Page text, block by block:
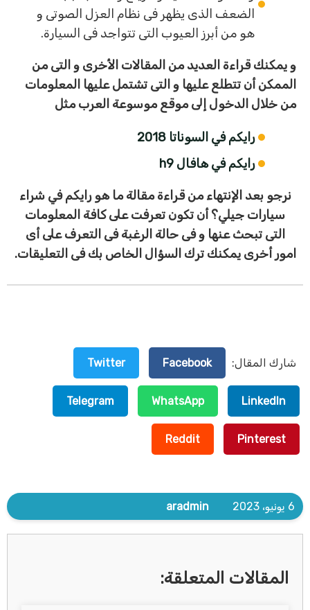
الضعف الذى يظهر فى نظام العزل الصوتى و
هو من أبرز العيوب التى تتواجد فى السيارة.
و يمكنك قراءة العديد من المقالات الأخرى و التى من
الممكن أن تتطلع عليها و التى تشتمل عليها المعلومات
من خلال الدخول إلى موقع موسوعة العرب مثل
رايكم في السوناتا 2018
رايكم في هافال h9
نرجو بعد الإنتهاء من قراءة مقالة ما هو رايكم في شراء
سيارات جيلي؟ أن تكون تعرفت على كافة المعلومات
التى تبحث عنها و فى حالة الرغبة فى التعرف على أى
امور أخرى يمكنك ترك السؤال الخاص بك فى التعليقات.
شارك المقال: Facebook
Twitter
LinkedIn
WhatsApp
Telegram
Pinterest
Reddit
6 يونيو، 2023 aradmin
المقالات المتعلقة: